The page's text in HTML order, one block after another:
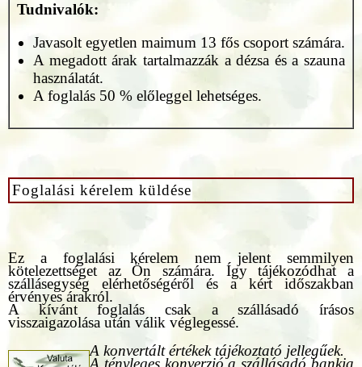
Tudnivalók:
Javasolt egyetlen maimum 13 fős csoport számára.
A megadott árak tartalmazzák a dézsa és a szauna
használatát.
A foglalás 50 % előleggel lehetséges.
Foglalási kérelem küldése
Ez a foglalási kérelem nem jelent semmilyen
kötelezettséget az Ön számára. Így tájékozódhat a
szállásegység elérhetőségéről és a kért időszakban
érvényes árakról.
A kívánt foglalás csak a szállásadó írásos
visszaigazolása után válik véglegessé.
A konvertált értékek tájékoztató jellegűek.
A tényleges konverzió a szállásadó bankja